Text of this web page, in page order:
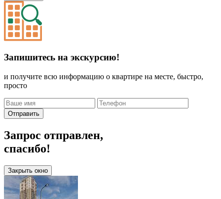
Запишитесь на экскурсию!
и получите всю информацию о квартире на месте, быстро,
просто
Отправить
Запрос отправлен,
спасибо!
Закрыть окно